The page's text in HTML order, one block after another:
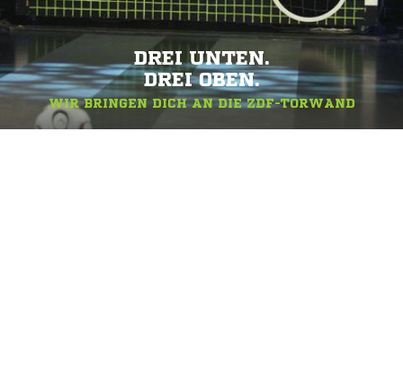
DREI UNTEN.
DREI OBEN.
WIR BRINGEN DICH AN DIE ZDF-TORWAND